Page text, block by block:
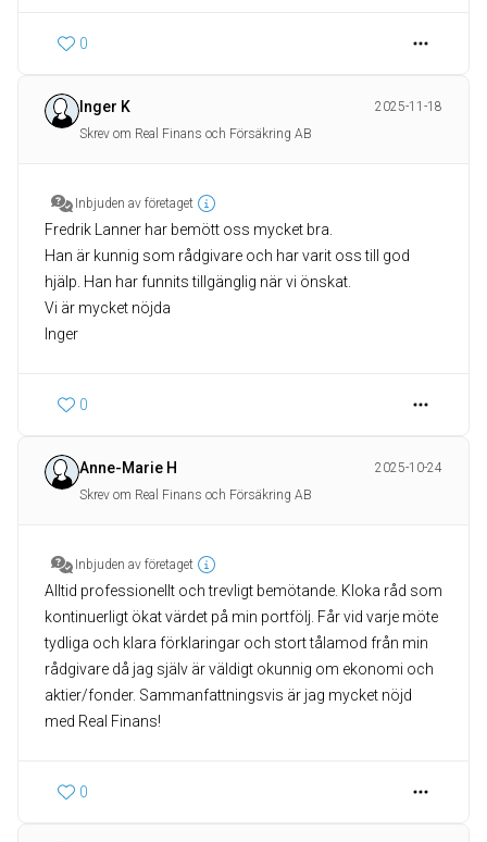
0
Inger K
2025-11-18
Skrev om Real Finans och Försäkring AB
Inbjuden av företaget
Fredrik Lanner har bemött oss mycket bra.
Han är kunnig som rådgivare och har varit oss till god
hjälp. Han har funnits tillgänglig när vi önskat.
Vi är mycket nöjda
Inger
0
Anne-Marie H
2025-10-24
Skrev om Real Finans och Försäkring AB
Inbjuden av företaget
Alltid professionellt och trevligt bemötande. Kloka råd som
kontinuerligt ökat värdet på min portfölj. Får vid varje möte
tydliga och klara förklaringar och stort tålamod från min
rådgivare då jag själv är väldigt okunnig om ekonomi och
aktier/fonder. Sammanfattningsvis är jag mycket nöjd
med Real Finans!
0